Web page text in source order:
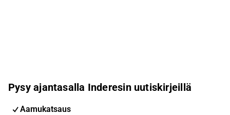
Pysy ajantasalla Inderesin uutiskirjeillä
Aamukatsaus